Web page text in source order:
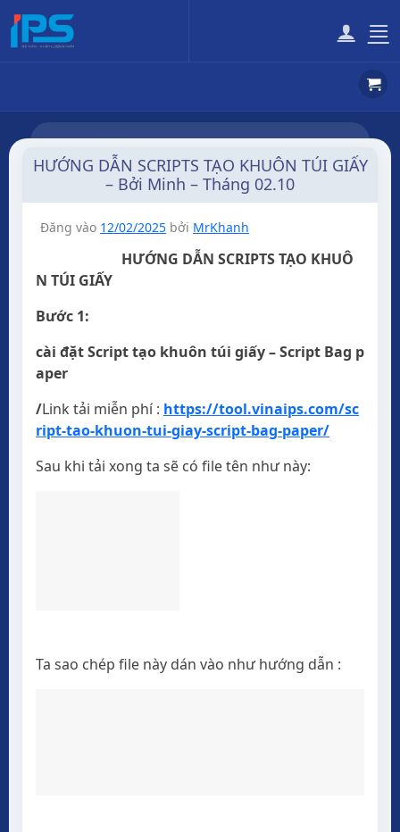
Bỏ
qua
nội
HƯỚNG DẪN SCRIPTS TẠO KHUÔN TÚI GIẤY
– Bởi Minh – Tháng 02.10
Đăng vào 12/02/2025 bởi MrKhanh
HƯỚNG DẪN SCRIPTS TẠO KHUÔ
N TÚI GIẤY
Bước 1:
cài đặt Script tạo khuôn túi giấy – Script Bag p
aper
/Link tải miễn phí : https://tool.vinaips.com/sc
ript-tao-khuon-tui-giay-script-bag-paper/
Sau khi tải xong ta sẽ có file tên như này:
Ta sao chép file này dán vào như hướng dẫn :